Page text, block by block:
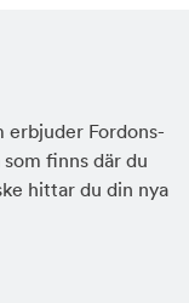
erbjuder Fordons-
finns där du
hittar du din nya